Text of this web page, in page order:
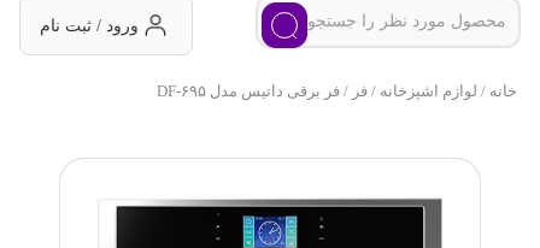
ورود / ثبت نام
خانه/ لوازم اشپزخانه/ فر/ فر برقی داتیس مدل DF-۶۹۵